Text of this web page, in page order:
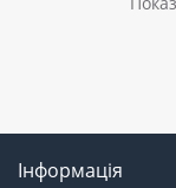
Інформація